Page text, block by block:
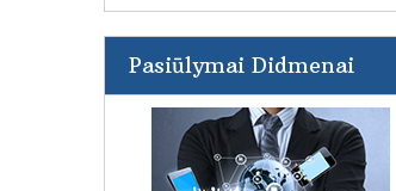
Pasiūlymai Didmenai